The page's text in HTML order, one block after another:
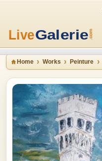
Home Works Peinture